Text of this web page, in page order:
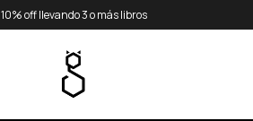
10% off llevando 3 o más libros